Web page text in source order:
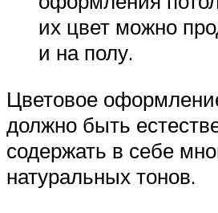
их цвет можно
и на полу.
Цветовое
должно быть
содержать в себе
натуральных тонов.